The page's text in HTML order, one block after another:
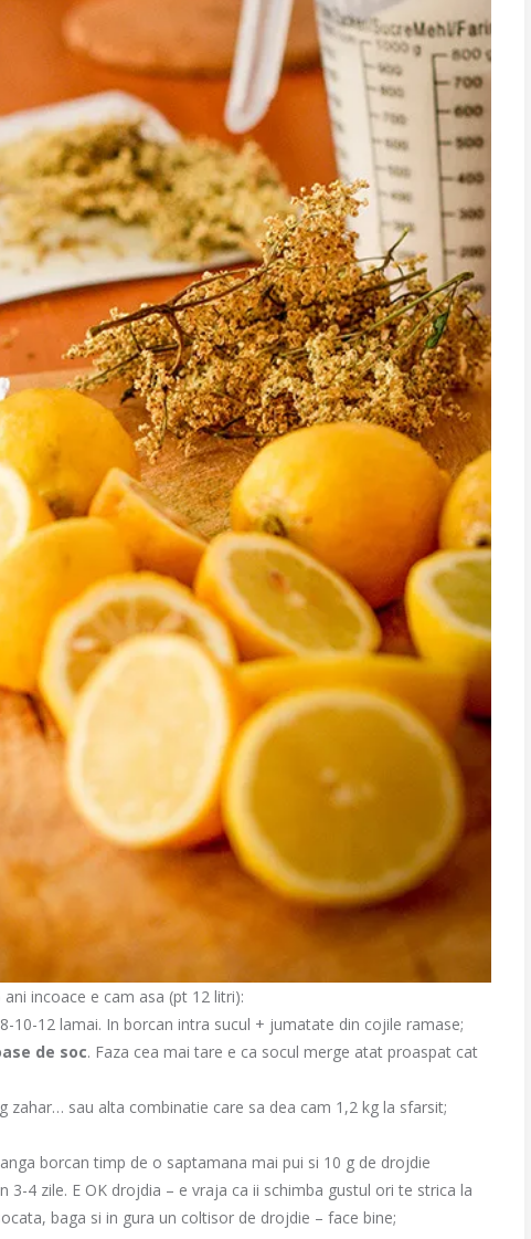
incoace e cam asa (pt 12 litri):
10-12 lamai. In borcan intra sucul + jumatate din cojile ramase;
de soc. Faza cea mai tare e ca socul merge atat proaspat cat
zahar… sau alta combinatie care sa dea cam 1,2 kg la sfarsit;
borcan timp de o saptamana mai pui si 10 g de drojdie
4 zile. E OK drojdia – e vraja ca ii schimba gustul ori te strica la
baga si in gura un coltisor de drojdie – face bine;